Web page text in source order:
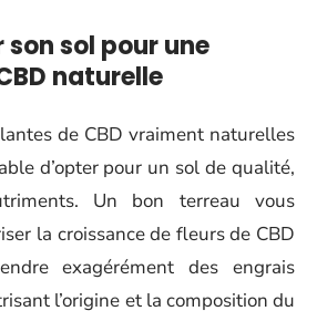
son sol pour une
naturelle
de CBD vraiment naturelles
d’opter pour un sol de qualité,
Un bon terreau vous
la croissance de fleurs de CBD
exagérément des engrais
l’origine et la composition du